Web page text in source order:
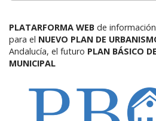
PLATARFORMA WEB de
para el NUEVO PLAN DE
Andalucía, el futuro PLAN BÁSICO
MUNICIPAL